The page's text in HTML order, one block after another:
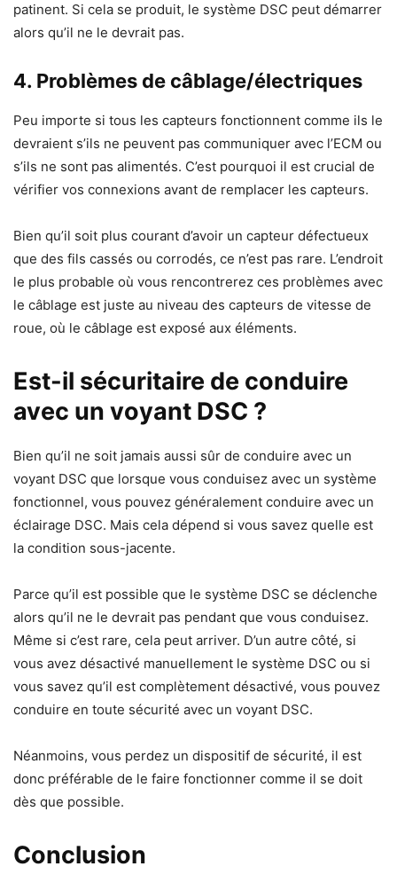
patinent. Si cela se produit, le système DSC peut démarrer
alors qu’il ne le devrait pas.
4. Problèmes de câblage/électriques
Peu importe si tous les capteurs fonctionnent comme ils le
devraient s’ils ne peuvent pas communiquer avec l’ECM ou
s’ils ne sont pas alimentés. C’est pourquoi il est crucial de
vérifier vos connexions avant de remplacer les capteurs.
Bien qu’il soit plus courant d’avoir un capteur défectueux
que des fils cassés ou corrodés, ce n’est pas rare. L’endroit
le plus probable où vous rencontrerez ces problèmes avec
le câblage est juste au niveau des capteurs de vitesse de
roue, où le câblage est exposé aux éléments.
Est-il sécuritaire de conduire
avec un voyant DSC ?
Bien qu’il ne soit jamais aussi sûr de conduire avec un
voyant DSC que lorsque vous conduisez avec un système
fonctionnel, vous pouvez généralement conduire avec un
éclairage DSC. Mais cela dépend si vous savez quelle est
la condition sous-jacente.
Parce qu’il est possible que le système DSC se déclenche
alors qu’il ne le devrait pas pendant que vous conduisez.
Même si c’est rare, cela peut arriver. D’un autre côté, si
vous avez désactivé manuellement le système DSC ou si
vous savez qu’il est complètement désactivé, vous pouvez
conduire en toute sécurité avec un voyant DSC.
Néanmoins, vous perdez un dispositif de sécurité, il est
donc préférable de le faire fonctionner comme il se doit
dès que possible.
Conclusion